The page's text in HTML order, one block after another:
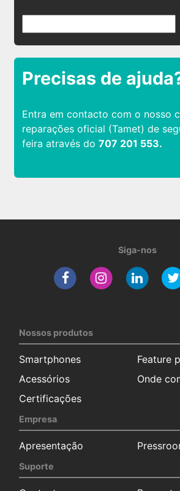
Precisas de
Entra em contacto com o nosso
reparações oficial (Tamet) de
feira através do 707 201 553.
Siga-nos
Nossos produtos
Smartphones
Feature
Acessórios
Onde
Certificações
Empresa
Apresentação
Suporte